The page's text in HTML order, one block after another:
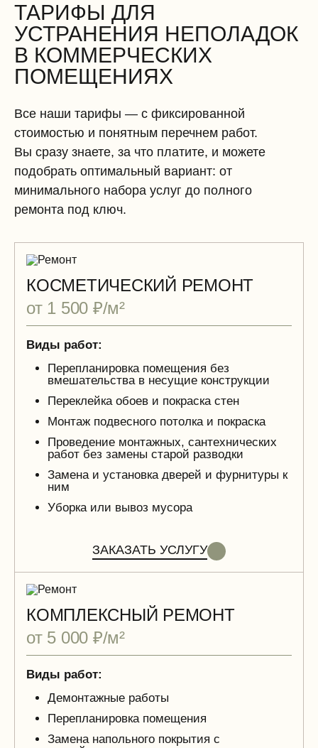
ТАРИФЫ ДЛЯ
УСТРАНЕНИЯ НЕПОЛАДОК
В КОММЕРЧЕСКИХ
ПОМЕЩЕНИЯХ
Все наши тарифы — с фиксированной
стоимостью и понятным перечнем работ.
Вы сразу знаете, за что платите, и можете
подобрать оптимальный вариант: от
минимального набора услуг до полного
ремонта под ключ.
КОСМЕТИЧЕСКИЙ РЕМОНТ
от 1 500 ₽/м²
Виды работ:
Перепланировка помещения без
вмешательства в несущие конструкции
Переклейка обоев и покраска стен
Монтаж подвесного потолка и покраска
Проведение монтажных, сантехнических
работ без замены старой разводки
Замена и установка дверей и фурнитуры к
ним
Уборка или вывоз мусора
ЗАКАЗАТЬ УСЛУГУ
КОМПЛЕКСНЫЙ РЕМОНТ
от 5 000 ₽/м²
Виды работ:
Демонтажные работы
Перепланировка помещения
Замена напольного покрытия с